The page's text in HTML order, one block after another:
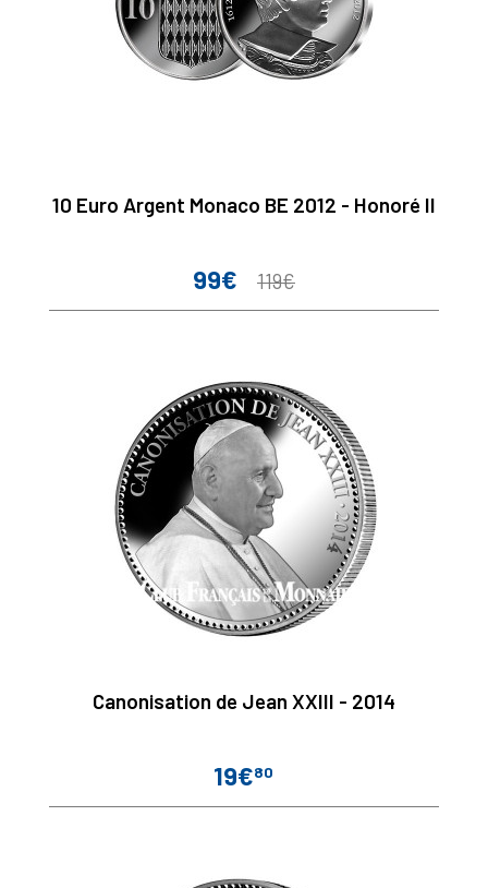
10 Euro Argent Monaco BE 2012 - Honoré II
Prix
99€
Prix
119€
Canonisation de Jean XXIII - 2014
Prix
19€80